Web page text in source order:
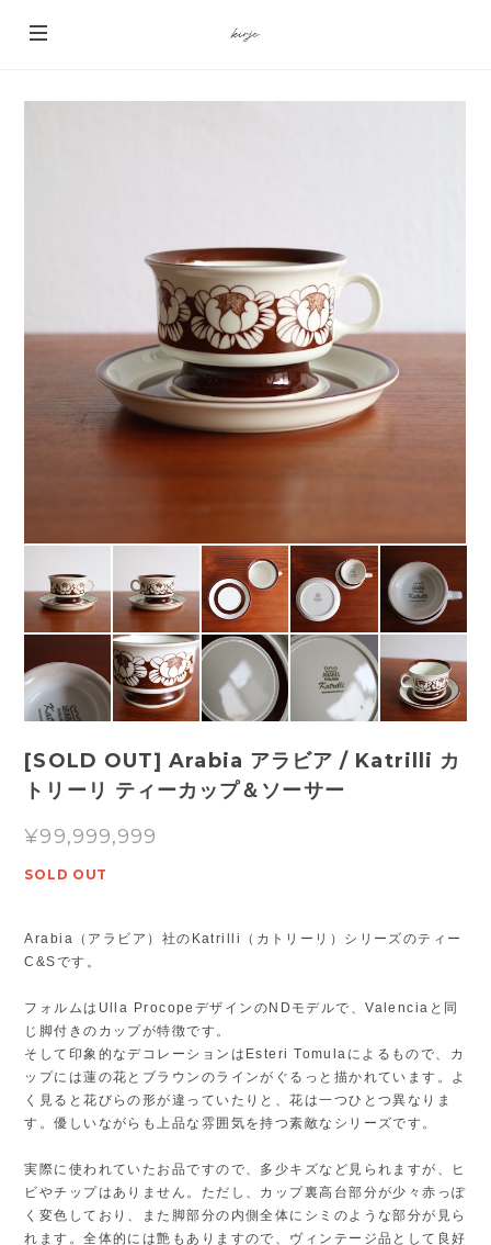
[SOLD OUT] Arabia アラビア / Katrilli カ
トリーリ ティーカップ＆ソーサー
¥99,999,999
SOLD OUT
Arabia（アラビア）社のKatrilli（カトリーリ）シリーズのティー
C&Sです。
フォルムはUlla ProcopeデザインのNDモデルで、Valenciaと同
じ脚付きのカップが特徴です。
そして印象的なデコレーションはEsteri Tomulaによるもので、カ
ップには蓮の花とブラウンのラインがぐるっと描かれています。よ
く見ると花びらの形が違っていたりと、花は一つひとつ異なりま
す。優しいながらも上品な雰囲気を持つ素敵なシリーズです。
実際に使われていたお品ですので、多少キズなど見られますが、ヒ
ビやチップはありません。ただし、カップ裏高台部分が少々赤っぽ
く変色しており、また脚部分の内側全体にシミのような部分が見ら
れます。全体的には艶もありますので、ヴィンテージ品として良好